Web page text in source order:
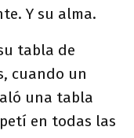
Y su alma.
tabla de
cuando un
una tabla
en todas las